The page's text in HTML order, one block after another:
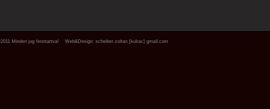
Minden jog fenntartva! Web&Design: scheiber.zoltan [kukac] gmail.com